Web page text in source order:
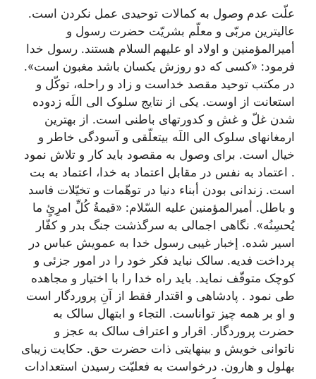
علّت عدم وصول به کمالات توحیدی عمل نکردن است.
عالی‏ترین مربّی و معلّم بشریّت حضرت رسول و
أمیرالمؤمنین و اولاد او علیهم السلام هستند. رسول خدا
فرمود: «کسی که دو روزش یکسان باشد مغبون است».
در مکتب توحید مقصد خداست و زاد و راحله، توکّل و
استعانت از اوست. یکی از نتایج سلوک الی اللَه زدوده
شدن غلّ و غش و کدورت‏های باطنی است. از بهترین
ارمغان‏های سلوک الی اللَه بی‏تعلّقی و آسودگی خاطر و
خیال است. برای وصول به مقصود باید کار و تلاش نمود
. اعتماد به نفس در مقابل اعتماد به خدا، اعتماد به بت
است. زندانی بودن أبناء دنیا در توهّمات و تخیّلات فاسد
و باطل. أمیرالمؤمنین علیه السّلام: «قیمةُ کُلِّ امرِئٍ ما
یُحسِنُه». نگاهی اجمالی به سرگذشت جنگ بدر و کفّار
اسیر شده. إخبار غیبی رسول خدا به عمویش عباس در
پرداخت فدیه. سالک نباید فکر خود را در امور جزئی و
کوچک متوقّف نماید. باید راه خدا را با اختیار و مجاهده
طی نمود . پادشاهی و اقتدار فقط از آنِ پروردگار است
و او بر همه چیز تواناست. التجاء و ابتهال سالک به
حضرت پروردگار. اقرار و اعتراف سالک به عجز و
ناتوانی خویش و بی‏نهایتی ذات حضرت حق. حکایت زیبای
بهلول و هارون. درخواست به فعلیّت رسیدن استعدادات